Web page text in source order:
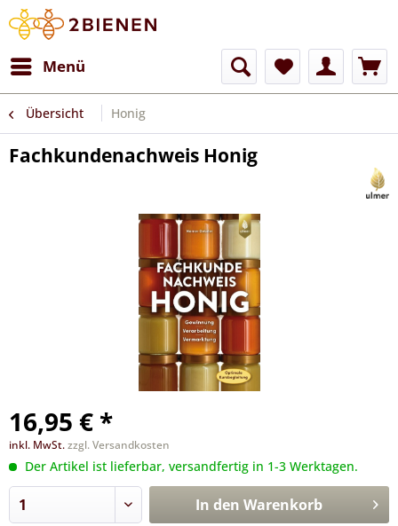
Menü
Übersicht Honig
Fachkundenachweis Honig
16,95 € *
inkl. MwSt.zzgl. Versandkosten
Der Artikel ist lieferbar, versandfertig in 1-3 Werktagen.
In den Warenkorb